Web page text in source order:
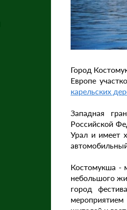
Город
Европе
карельских
Западная
Российской
Урал и имеет
Костомукша -
небольшого
город